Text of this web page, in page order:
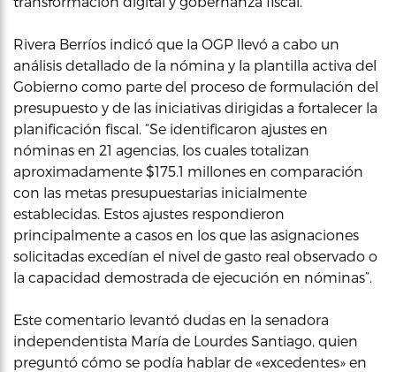
Rivera Berríos indicó que la OGP llevó a cabo un
análisis detallado de la nómina y la plantilla activa del
Gobierno como parte del proceso de formulación del
presupuesto y de las iniciativas dirigidas a fortalecer la
planificación fiscal. “Se identificaron ajustes en
nóminas en 21 agencias, los cuales totalizan
aproximadamente $175.1 millones en comparación
con las metas presupuestarias inicialmente
establecidas. Estos ajustes respondieron
principalmente a casos en los que las asignaciones
solicitadas excedían el nivel de gasto real observado o
la capacidad demostrada de ejecución en nóminas”.
Este comentario levantó dudas en la senadora
independentista María de Lourdes Santiago, quien
preguntó cómo se podía hablar de «excedentes» en